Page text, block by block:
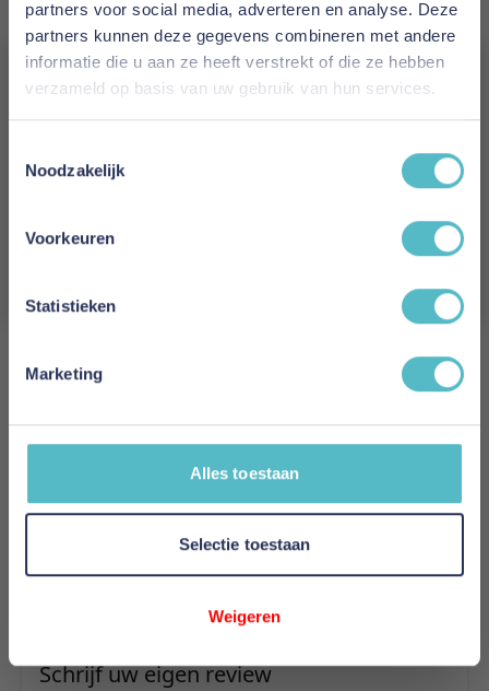
partners voor social media, adverteren en analyse. Deze
partners kunnen deze gegevens combineren met andere
informatie die u aan ze heeft verstrekt of die ze hebben
verzameld op basis van uw gebruik van hun services.
Noodzakelijk
Voorkeuren
Statistieken
Marketing
Alles toestaan
Selectie toestaan
Weigeren
Reviews
Schrijf uw eigen review
Maximum weight in KG: 75
Minimum age: 6 years
Certificates: EN747 1&2
FSC Certified: Yes
Assembly time in minutes: 120
Width assembled in MM: 1015
Kleur
102 cm
161 cm
E-mail